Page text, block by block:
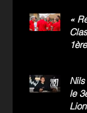
«
le